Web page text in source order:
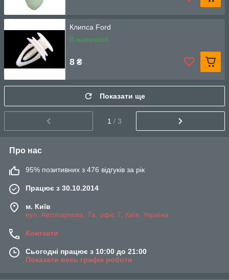
Клипса Ford
В наявності
8 ₴
Показати ще
1 / 3
Про нас
95% позитивних з 476 відгуків за рік
Працює з 30.10.2014
м. Київ
вул. Автопаркова, 7а, офіс 7, Київ, Україна
Контакти
Сьогодні працює з 10:00 до 21:00
Показати весь графік роботи